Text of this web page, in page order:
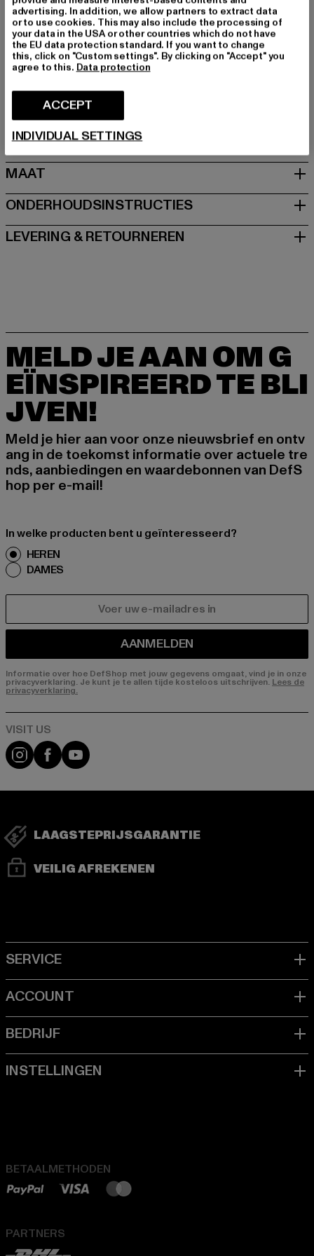
Kleur: beige
Kleur fabrikant: whitesand
Materiële samenstelling: 70% Katoen, 30% Polyester
Art.Nr: TB6853-02903
Fabrikant: TB International GmbH |
Dr.-Robert-Murjahn-Straße 7 | 64372 Ober-Ramstadt |
DE
MAAT
ONDERHOUDSINSTRUCTIES
LEVERING & RETOURNEREN
MELD JE AAN OM G
EÏNSPIREERD TE BLI
JVEN!
Meld je hier aan voor onze nieuwsbrief en ontv
ang in de toekomst informatie over actuele tre
nds, aanbiedingen en waardebonnen van DefS
hop per e-mail!
In welke producten bent u geïnteresseerd?
HEREN
DAMES
AANMELDEN
Informatie over hoe DefShop met jouw gegevens omgaat, vind je in onze
privacyverklaring. Je kunt je te allen tijde kosteloos uitschrijven. Lees de
privacyverklaring.
Visit our Instagram page:
Visit our Facebook page:
Visit our YouTube channel:
LAAGSTEPRIJSGARANTIE
VEILIG AFREKENEN
BETAALMETHODEN
PARTNERS
advertising. In addition, we allow partners to extract data
or to use cookies. This may also include the processing of
your data in the USA or other countries which do not have
the EU data protection standard. If you want to change
this, click on "Custom settings". By clicking on "Accept" you
agree to this. Data protection
ACCEPT
INDIVIDUAL SETTINGS